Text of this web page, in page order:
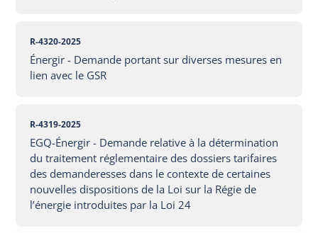
R-4320-2025
Énergir - Demande portant sur diverses mesures en
lien avec le GSR
R-4319-2025
EGQ-Énergir - Demande relative à la détermination
du traitement réglementaire des dossiers tarifaires
des demanderesses dans le contexte de certaines
nouvelles dispositions de la Loi sur la Régie de
l’énergie introduites par la Loi 24